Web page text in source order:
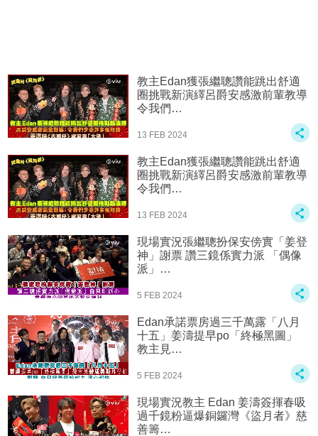
教主Edan獲張繼聰讚能跳出舒適
圈挑戰新演繹呂爵安感激前輩教導
令我們…
13 FEB 2024
教主Edan獲張繼聰讚能跳出舒適
圈挑戰新演繹呂爵安感激前輩教導
令我們…
13 FEB 2024
現場實況張繼聰扮保安傍實「姜登
神」謝票 讚三鏡係實力派 「偶像
派」…
5 FEB 2024
Edan承諾票房過三千萬露「八月
十五」姜濤提早po「終極黑圖」
教主見…
5 FEB 2024
現場實況教主 Edan 姜濤簽揮春吸
過千鏡粉逼爆銅鑼灣《盜月者》慈
善籌…